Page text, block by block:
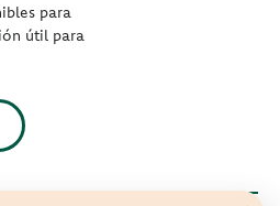
para
útil para